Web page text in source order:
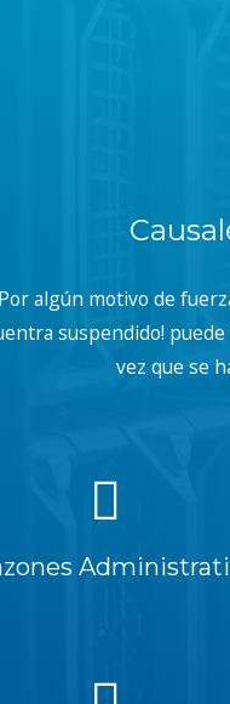
Por algún motivo de
suspendido!
vez que se